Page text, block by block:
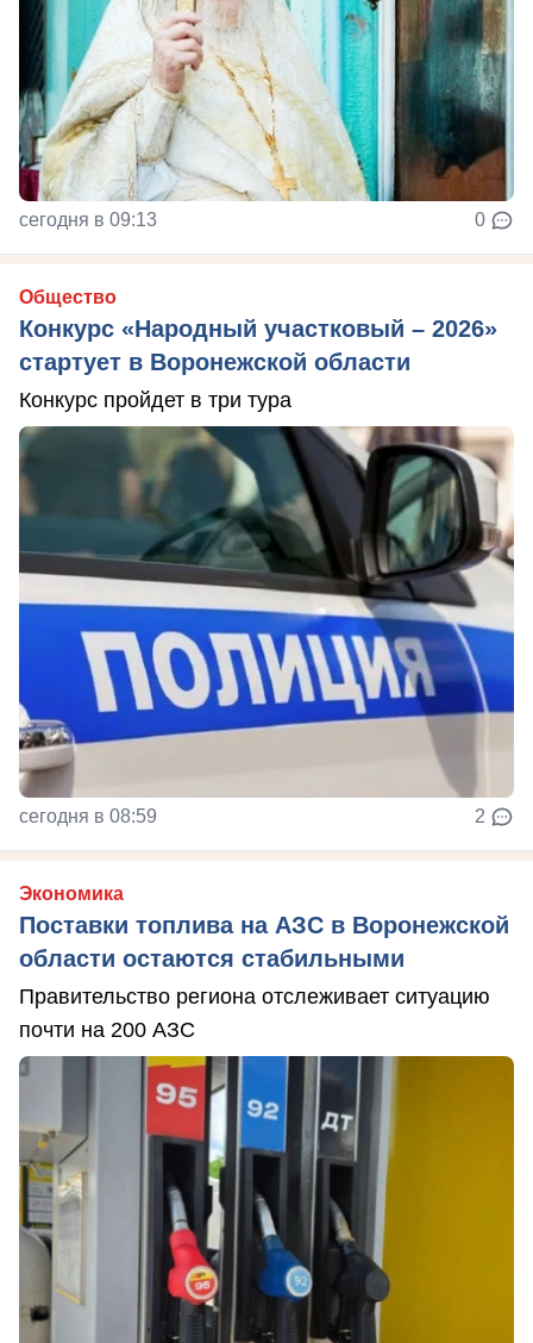
сегодня в 09:13 0
Общество
Конкурс «Народный участковый – 2026»
стартует в Воронежской области
Конкурс пройдет в три тура
сегодня в 08:59 2
Экономика
Поставки топлива на АЗС в Воронежской
области остаются стабильными
Правительство региона отслеживает ситуацию
почти на 200 АЗС